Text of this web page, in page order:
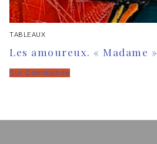
TABLEAUX
Les amoureux. « Madame »
Sur Commande